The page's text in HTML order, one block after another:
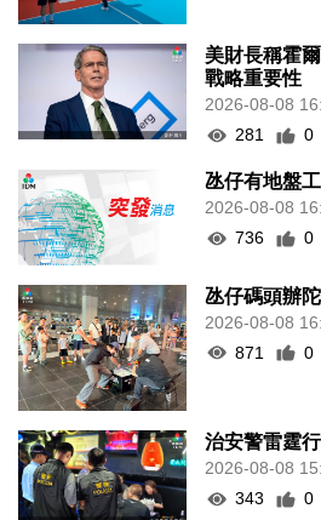
美財長稱霍
戰略重要性
2026-08-08
281
0
氹仔有地盤
2026-08-08
736
0
氹仔碼頭辦
2026-08-08
871
0
治安警雷霆
2026-08-08
343
0